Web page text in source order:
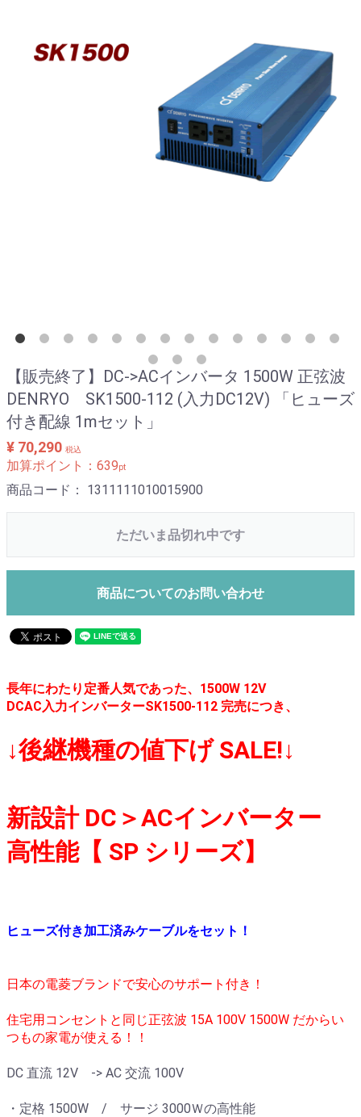
【販売終了】DC->ACインバータ 1500W 正弦波
DENRYO SK1500-112 (入力DC12V) 「ヒューズ
付き配線 1mセット」
¥ 70,290 税込
加算ポイント： 639pt
商品コード： 1311111010015900
ただいま品切れ中です
商品についてのお問い合わせ
長年にわたり定番人気であった、1500W 12V
DCAC入力インバーターSK1500-112 完売につき、
↓後継機種の値下げ SALE!↓
新設計 DC＞ACインバーター
高性能【 SP シリーズ】
ヒューズ付き加工済みケーブルをセット！
日本の電菱ブランドで安心のサポート付き！
住宅用コンセントと同じ正弦波 15A 100V 1500W だからい
つもの家電が使える！！
DC 直流 12V -> AC 交流 100V
・定格 1500W / サージ 3000Ｗの高性能